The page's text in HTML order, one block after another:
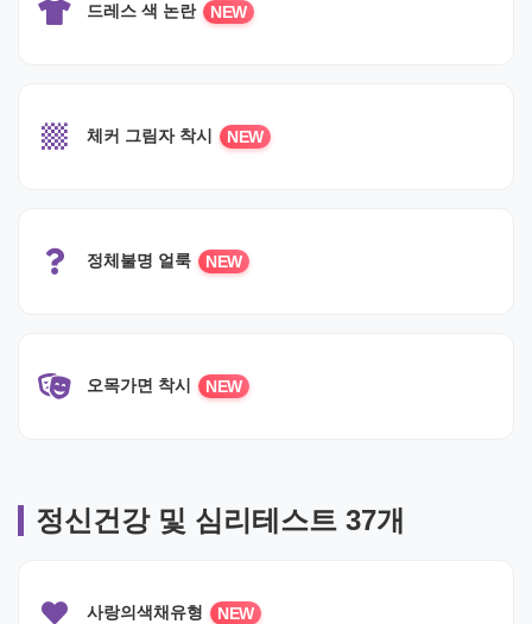
드레스 색 논란 NEW
체커 그림자 착시 NEW
정체불명 얼룩 NEW
오목가면 착시 NEW
정신건강 및 심리테스트 37개
사랑의색채유형 NEW